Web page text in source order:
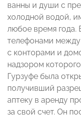
ванны и души с
холодной водой,
любое время года.
телефонами
с конторами и
надзором
Гурзуфе была
получивший
аптеку в аренду
за свой счет. Он